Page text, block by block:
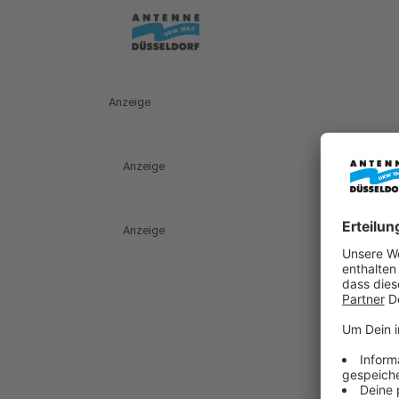
Anzeige
Anzeige
Anzeige